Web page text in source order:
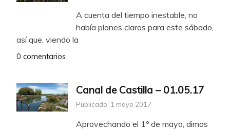
A cuenta del tiempo inestable, no
había planes claros para este sábado,
así que, viendo la
0 comentarios
Canal de Castilla – 01.05.17
Publicado: 1 mayo 2017
Aprovechando el 1º de mayo, dimos